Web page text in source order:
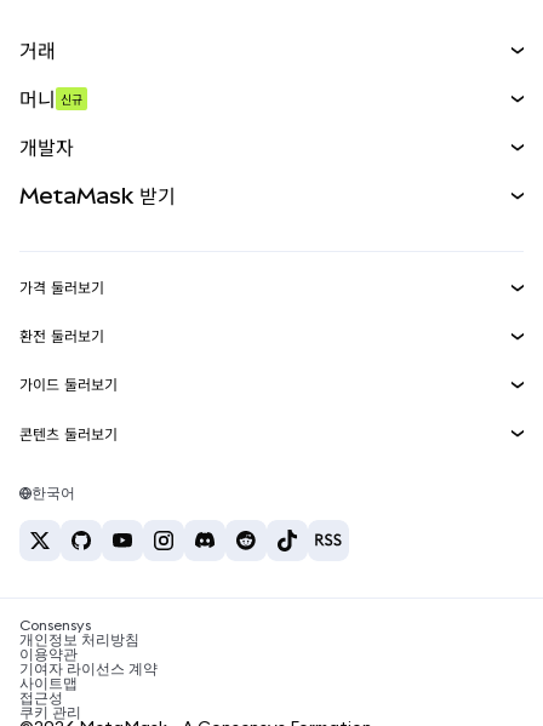
거래
무기한 선물
실물자산
머니 신규
개발자
MetaMask Connect
Snaps
웹3 서비스
MetaMask 받기
보안
고객 지원
채용
가격 둘러보기
이더리움 가격
솔라나 가격
테더 가격
환전 둘러보기
ETH를 USD로 환전
USDT를 INR로 환전
BTC를 INR로 환전
ETH를 USDT로 환전
가이드 둘러보기
ETH 매수
USDT 매수
SHIB 매수
BNB 매수
콘텐츠 둘러보기
솔라나 지갑
암호화폐 세금 뉴스
암호화폐 매수 방법
비트코인 매도 방법
한국어
Consensys
개인정보 처리방침
이용약관
기여자 라이선스 계약
사이트맵
접근성
쿠키 관리